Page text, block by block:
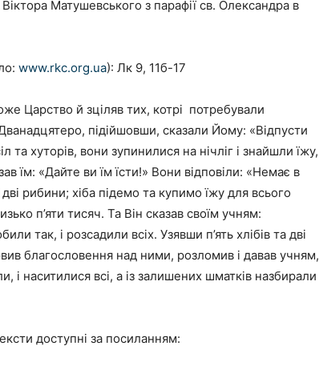
Матушевського з парафії св. Олександра в
www.rkc.org.ua): Лк 9, 11б-17
Царство й зціляв тих, котрі потребували
підійшовши, сказали Йому: «Відпусти
хуторів, вони зупинилися на нічліг і знайшли їжу,
їм: «Дайте ви їм їсти!» Вони відповіли: «Немає в
дві рибини; хіба підемо та купимо їжу для всього
п’я­ти тисяч. Та Він сказав своїм учням:
так, і розсадили всіх. Узявши п’ять хлібів та дві
благословення над ними, розломив і давав учням,
наситилися всі, а із залишених шматків назбирали
доступні за посиланням: